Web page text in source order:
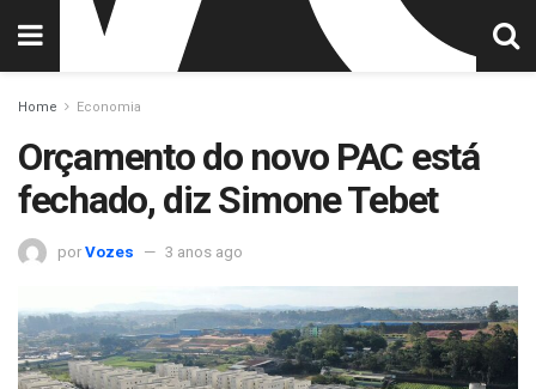
Home Economia
Orçamento do novo PAC está
fechado, diz Simone Tebet
por Vozes 3 anos ago